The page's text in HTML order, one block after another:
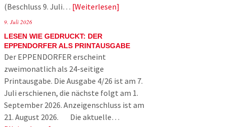
(Beschluss 9. Juli… Weiterlesen
9. Juli 2026
LESEN WIE GEDRUCKT: DER
EPPENDORFER ALS PRINTAUSGABE
Der EPPENDORFER erscheint
zweimonatlich als 24-seitige
Printausgabe. Die Ausgabe 4/26 ist am 7.
Juli erschienen, die nächste folgt am 1.
September 2026. Anzeigenschluss ist am
21. August 2026. Die aktuelle…